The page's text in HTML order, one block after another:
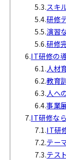
5.3.スキ
5.4.研修
5.5.演習
5.6.研修
6.IT研修の
6.1.人材
6.2.教育
6.3.人へ
6.4.事業
7.IT研修な
7.1.IT研
7.2.テー
7.3.テス